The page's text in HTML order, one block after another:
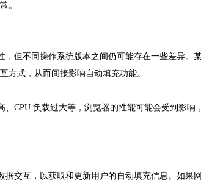
。
但不同操作系统版本之间仍可能存在一些差异
方式，从而间接影响自动填充功能。
CPU 负载过大等，浏览器的性能可能会受到影
交互，以获取和更新用户的自动填充信息。如